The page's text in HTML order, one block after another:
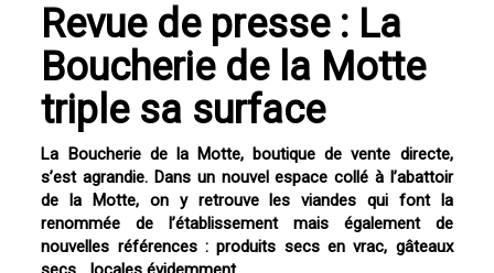
Revue de presse : La
Boucherie de la Motte
triple sa surface
La Boucherie de la Motte, boutique de vente directe,
s’est agrandie. Dans un nouvel espace collé à l’abattoir
de la Motte, on y retrouve les viandes qui font la
renommée de l’établissement mais également de
nouvelles références : produits secs en vrac, gâteaux